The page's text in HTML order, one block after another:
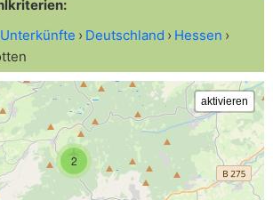
Unterkünfte Deutschland
Hessen
2